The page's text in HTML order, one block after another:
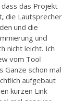
das Projekt
die Lautsprecher
und die
und
nicht leicht. Ich
vom Tool
Ganze schon mal
aufgebaut
kurzen Link